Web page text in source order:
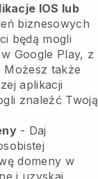
IOS lub
biznesowych
będą mogli
Google Play, z
Możesz także
aplikacji
znaleźć Twoją
- Daj
domeny w
i uzyskaj